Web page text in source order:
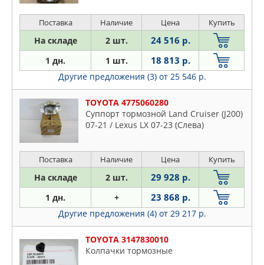
Поставка Наличие Цена Купить
На складе 2 шт. 24 516 р.
1 дн. 1 шт. 18 813 р.
Другие предложения (3) от 25 546 р.
TOYOTA 4775060280
Суппорт тормозной Land Cruiser (J200)
07-21 / Lexus LX 07-23 (Слева)
Поставка Наличие Цена Купить
На складе 2 шт. 29 928 р.
1 дн. + 23 868 р.
Другие предложения (4) от 29 217 р.
TOYOTA 3147830010
Колпачки тормозные